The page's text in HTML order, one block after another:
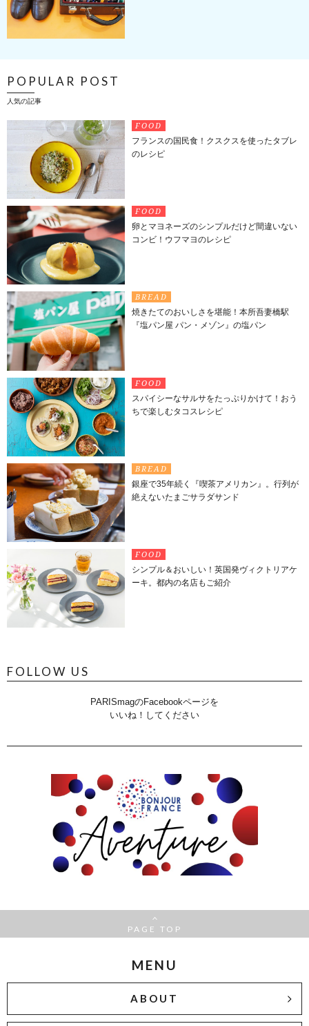
POPULAR POST
人気の記事
FOOD
フランスの国民食！クスクスを使ったタブレ
のレシピ
FOOD
卵とマヨネーズのシンプルだけど間違いない
コンビ！ウフマヨのレシピ
BREAD
焼きたてのおいしさを堪能！本所吾妻橋駅
『塩パン屋 パン・メゾン』の塩パン
FOOD
スパイシーなサルサをたっぷりかけて！おう
ちで楽しむタコスレシピ
BREAD
銀座で35年続く『喫茶アメリカン』。行列が
絶えないたまごサラダサンド
FOOD
シンプル＆おいしい！英国発ヴィクトリアケ
ーキ。都内の名店もご紹介
FOLLOW US
PARISmagのFacebookページを
いいね！してください
PAGE TOP
MENU
ABOUT